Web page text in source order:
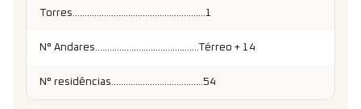
Torres.......................................................1
N° Andares...........................................Térreo + 14
N° residências......................................54